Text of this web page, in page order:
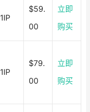
1IP
$59.
00
立即
购买
1IP
$79.
00
立即
购买